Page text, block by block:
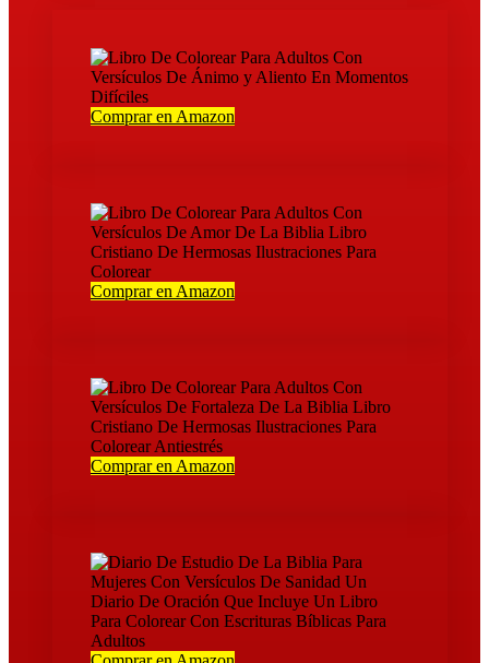
Comprar en Amazon
Comprar en Amazon
Comprar en Amazon